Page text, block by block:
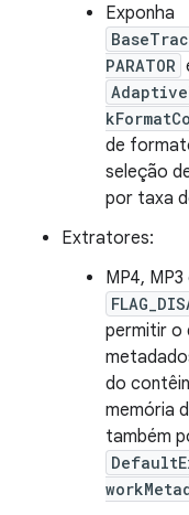
Exponha
PARATOR
de
seleção
por taxa
Extratores:
MP4,
permitir o
do
memória
também